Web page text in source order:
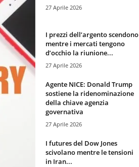
27 Aprile 2026
I prezzi dell’argento scendono
mentre i mercati tengono
d’occhio la riunione...
27 Aprile 2026
Agente NICE: Donald Trump
sostiene la ridenominazione
della chiave agenzia
governativa
27 Aprile 2026
I futures del Dow Jones
scivolano mentre le tensioni
in Iran...